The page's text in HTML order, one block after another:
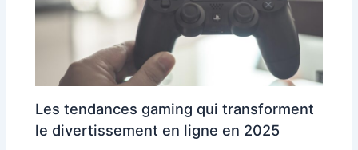
Les tendances gaming qui transforment
le divertissement en ligne en 2025